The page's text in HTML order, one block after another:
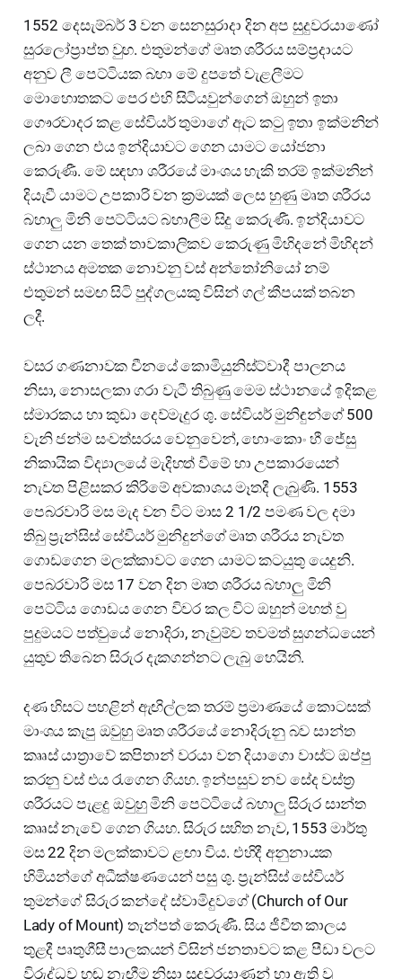
1552 දෙසැම්බර් 3 වන සෙනසුරාදා දින අප සුදුවරයාණෝ
සුරලෝප්‍රාප්ත වුහ. එතුමන්ගේ මෘත ශරීරය සම්‍ප්‍රදායට
අනුව ලී පෙට්ටියක බහා මේ දුපතේ වැළලීමට
මොහොතකට පෙර එහි සිටියවුන්ගෙන් ඔහුන් ඉතා
ගෞරවාදර කළ සේවියර් තුමාගේ ඇට කටු ඉතා ඉක්මනින්
ලබා ගෙන එය ඉන්දියාවට ගෙන යාමට යෝජනා
කෙරුණී. මේ සඳහා ශරීරයේ මාංශය හැකි තරම් ඉක්මනින්
දියැවී යාමට උපකාරි වන ක්‍රමයක් ලෙස හුණු මෘත ශරීරය
බහාලු මිනි පෙට්ටියට බහාලීම සිදු කෙරුණී. ඉන්දියාවට
ගෙන යන තෙක් තාවකාලිකව කෙරුණු මිහිදනේ මිහිදන්
ස්ථානය අමතක නොවනු වස් අන්තෝනියෝ නම්
එතුමන් සමඟ සිටි පුද්ගලයකු විසින් ගල් කීපයක් තබන
ලදී.
වසර ගණනාවක චීනයේ කොමියුනිස්ට්වාදී පාලනය
නිසා, නොසලකා ගරා වැටී තිබුණු මෙම ස්ථානයේ ඉදිකළ
ස්මාරකය හා කුඩා දෙව්මැදුර ශු. සේවියර් මුනිඳුන්ගේ 500
වැනි ජන්ම සංවත්සරය වෙනුවෙන්, හොංකොං හී ජේසු
නිකායික විද්‍යාලයේ මැදිහත් වීමේ හා උපකාරයෙන්
නැවත පිළිසකර කිරිමේ අවකාශය මෑතදී ලැබුණි. 1553
පෙබරවාරි මස මැද වන විට මාස 2 1/2 පමණ වල දමා
තිබු ප්‍රැන්සිස් සේවියර් මුනිදුන්ගේ මෘත ශරීරය නැවත
ගොඩගෙන මලක්කාවට ගෙන යාමට කටයුතු යෙදුනි.
පෙබරවාරි මස 17 වන දින මෘත ශරීරය බහාලු මිනි
පෙට්ටිය ගොඩය ගෙන විවර කල විට ඔහුන් මහත් වු
පුදුමයට පත්වුයේ නොදිරා, නැවුම්ව තවමත් සුගන්ධයෙන්
යුතුව තිබෙන සිරුර දැකගන්නට ලැබු හෙයිනි.
දණ හිසට පහළින් ඇඟිල්ලක තරම් ප්‍රමාණයේ කොටසක්
මාංශය කැපු ඔවුහු මෘත ශරීරයේ නොදිරුනු බව සාන්ත
කෲස් යාත්‍රාවේ කපිතාන් වරයා වන දියාගො වාස්ට ඔප්පු
කරනු වස් එය රැගෙන ගියහ. ඉන්පසුව නව සේද වස්ත්‍ර
ශරීරයට පැළදු ඔවුහු මිනි පෙට්ටියේ බහාලු සිරුර සාන්ත
කෲස් නැවේ ගෙන ගියහ. සිරුර සහිත නැව, 1553 මාර්තු
මස 22 දින මලක්කාවට ළඟා විය. එහිදී අනුනායක
හිමියන්ගේ අධීක්ෂණයෙන් පසු ශු. ප්‍රැන්සිස් සේවියර්
තුමන්ගේ සිරුර කන්දේ ස්වාමිදුවගේ (Church of Our
Lady of Mount) තැන්පත් කෙරුණී. සිය ජීවීත කාලය
තුළදී පෘතුගීසී පාලකයන් විසින් ජනතාවට කළ පීඩා වලට
විරුද්ධව හඬ නැඟීම නිසා සුදුවරයාණන් හා ඇති වු